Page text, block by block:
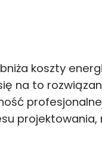
koszty
na to
projektowania,